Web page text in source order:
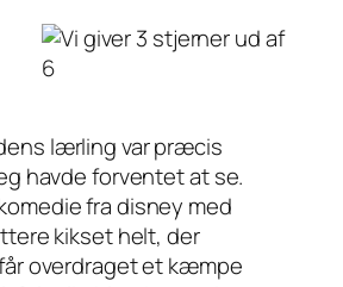
lærling var præcis
havde forventet at se.
fra disney med
kikset helt, der
overdraget et kæmpe